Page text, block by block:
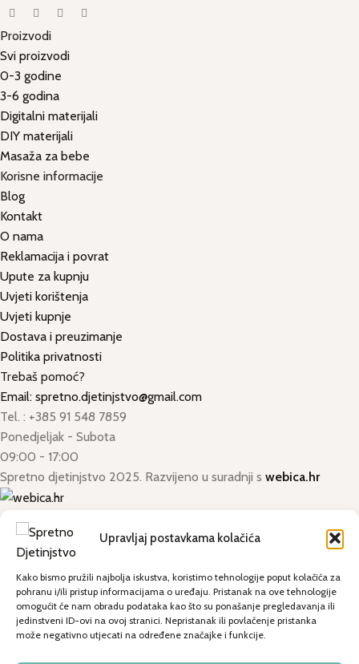
Upravljaj postavkama kolačića
Kako bismo pružili najbolja iskustva, koristimo tehnologije poput kolačića za
pohranu i/ili pristup informacijama o uređaju. Pristanak na ove tehnologije
omogućit će nam obradu podataka kao što su ponašanje pregledavanja ili
jedinstveni ID-ovi na ovoj stranici. Nepristanak ili povlačenje pristanka
može negativno utjecati na određene značajke i funkcije.
Proizvodi
Svi proizvodi
0-3 godine
3-6 godina
Digitalni materijali
DIY materijali
Masaža za bebe
Korisne informacije
Blog
Kontakt
O nama
Reklamacija i povrat
Upute za kupnju
Uvjeti korištenja
Uvjeti kupnje
Dostava i preuzimanje
Politika privatnosti
Trebaš pomoć?
Email: spretno.djetinjstvo@gmail.com
Tel. : +385 91 548 7859
Ponedjeljak - Subota
09:00 - 17:00
Spretno djetinjstvo 2025. Razvijeno u suradnji s webica.hr
Napiši naziv ili dio naziva proizvoda
Lista želja
Košarica